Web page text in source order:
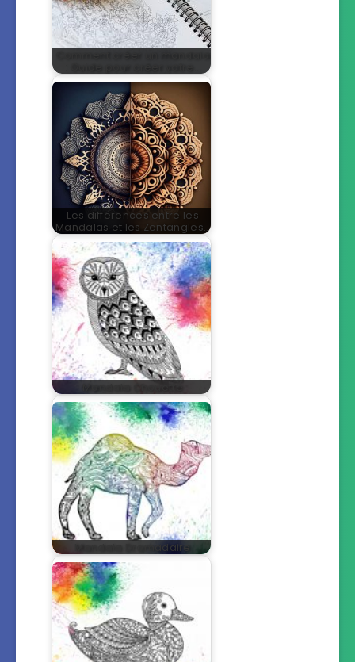
Les différences entre les
Mandalas et les Zentangles…
Mandala Dromadaire